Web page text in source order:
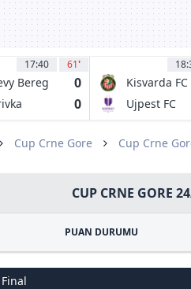
17:40 61'
Bereg
0
0
Kisvarda FC
Ujpest FC
Cup Crne Gore Cup Crne
CUP CRNE GORE
PUAN DURUMU